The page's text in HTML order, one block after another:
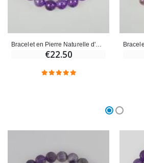
€22.50